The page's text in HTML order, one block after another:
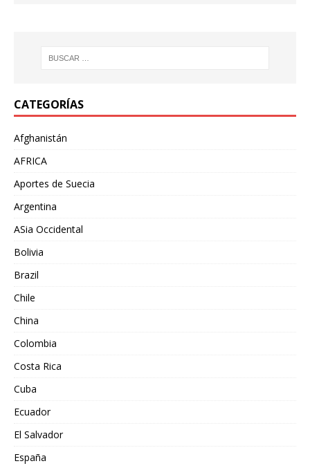
CATEGORÍAS
Afghanistán
AFRICA
Aportes de Suecia
Argentina
ASia Occidental
Bolivia
Brazil
Chile
China
Colombia
Costa Rica
Cuba
Ecuador
El Salvador
España